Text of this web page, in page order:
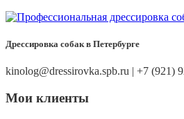
Дрессировка собак в Петербурге
kinolog@dressirovka.spb.ru | +7 (921)
Мои клиенты